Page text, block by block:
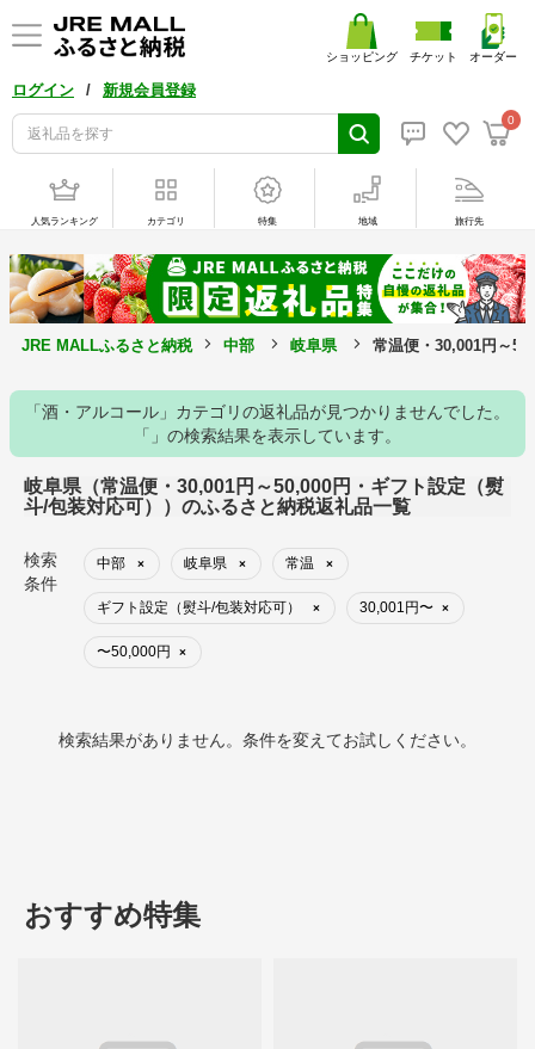
ログイン / 新規会員登録
0
ショッピング チケット オーダー
人気ランキング カテゴリ 特集 地域 旅行先
JRE MALLふるさと納税 中部 岐阜県 常温便・30,001円～
「酒・アルコール」カテゴリの返礼品が見つかりませんでした。
「」の検索結果を表示しています。
岐阜県（常温便・30,001円～50,000円・ギフト設定（熨
斗/包装対応可））のふるさと納税返礼品一覧
検索
条件
中部 × 岐阜県 × 常温 ×
ギフト設定（熨斗/包装対応可） × 30,001円〜 ×
〜50,000円 ×
検索結果がありません。条件を変えてお試しください。
おすすめ特集